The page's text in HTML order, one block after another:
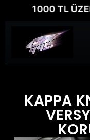
1000 TL ÜZERİ
KAPPA